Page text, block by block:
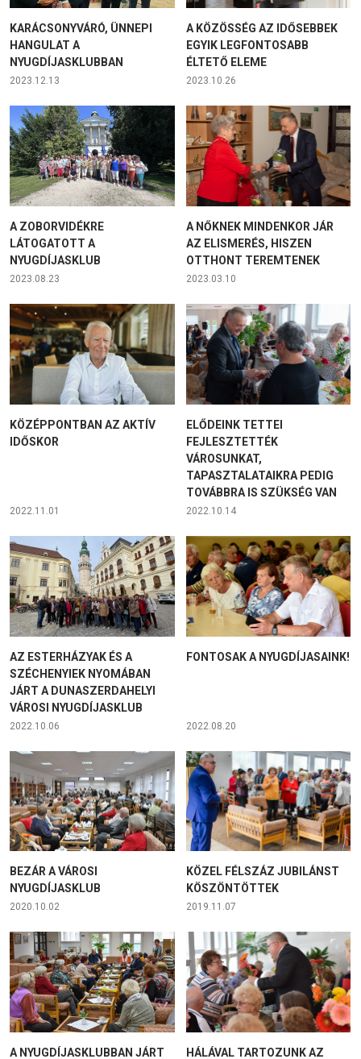
KARÁCSONYVÁRÓ, ÜNNEPI
HANGULAT A
NYUGDÍJASKLUBBAN
2023.12.13
A KÖZÖSSÉG AZ IDŐSEBBEK
EGYIK LEGFONTOSABB
ÉLTETŐ ELEME
2023.10.26
A ZOBORVIDÉKRE
LÁTOGATOTT A
NYUGDÍJASKLUB
2023.08.23
A NŐKNEK MINDENKOR JÁR
AZ ELISMERÉS, HISZEN
OTTHONT TEREMTENEK
2023.03.10
KÖZÉPPONTBAN AZ AKTÍV
IDŐSKOR
2022.11.01
ELŐDEINK TETTEI
FEJLESZTETTÉK
VÁROSUNKAT,
TAPASZTALATAIKRA PEDIG
TOVÁBBRA IS SZÜKSÉG VAN
2022.10.14
AZ ESTERHÁZYAK ÉS A
SZÉCHENYIEK NYOMÁBAN
JÁRT A DUNASZERDAHELYI
VÁROSI NYUGDÍJASKLUB
2022.10.06
FONTOSAK A NYUGDÍJASAINK!
2022.08.20
BEZÁR A VÁROSI
NYUGDÍJASKLUB
2020.10.02
KÖZEL FÉLSZÁZ JUBILÁNST
KÖSZÖNTÖTTEK
2019.11.07
A NYUGDÍJASKLUBBAN JÁRT HÁLÁVAL TARTOZUNK AZ